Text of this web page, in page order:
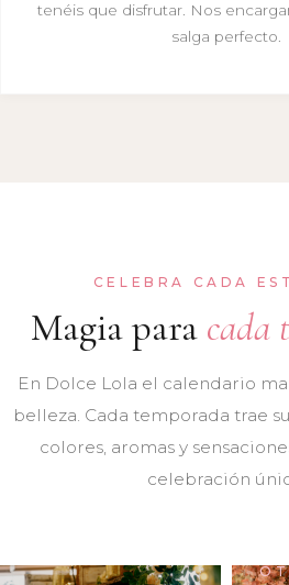
tenéis que disfrutar. Nos
salga perfecto.
CELEBRA CADA
Magia para cada
En Dolce Lola el calendario
belleza. Cada temporada trae
colores, aromas y
celebración